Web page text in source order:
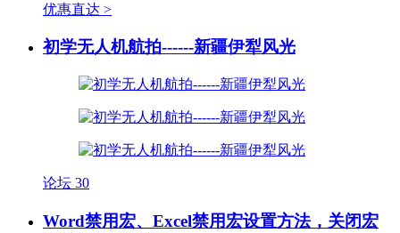
优惠直达 >
初学无人机航拍------新疆伊犁风光
论坛 30
Word禁用宏、Excel禁用宏设置方法，关闭宏